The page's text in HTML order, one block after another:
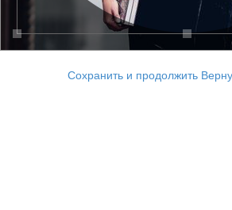
Сохранить и продолжить